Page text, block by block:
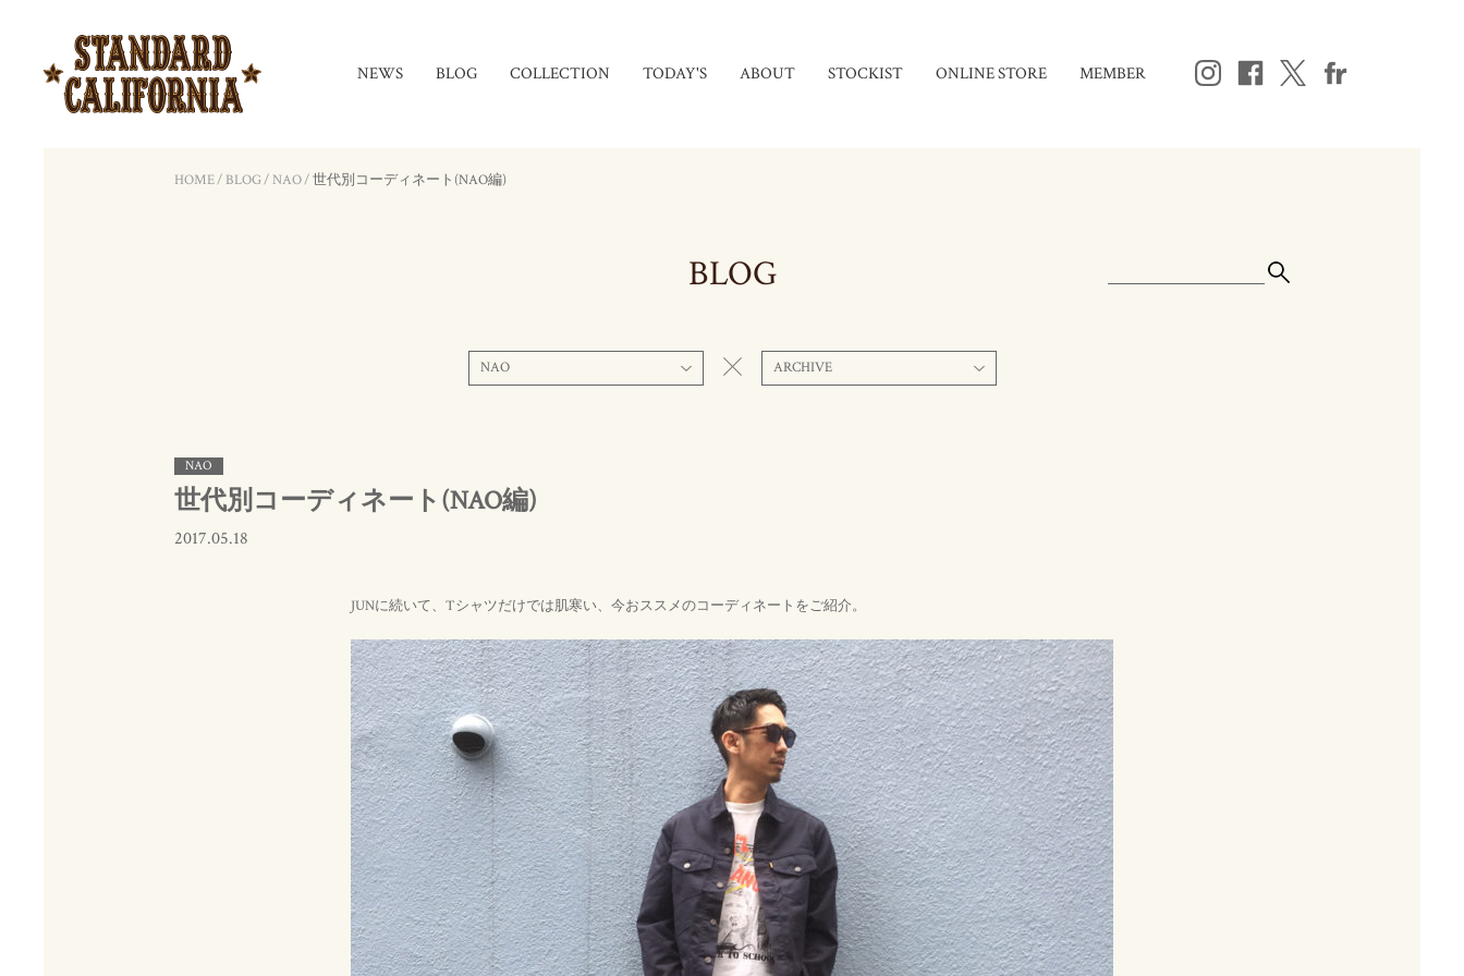
NEWS BLOG COLLECTION TODAY'S ABOUT STOCKIST ONLINE STORE MEMBER
HOME/ BLOG/NAO/世代別コーディネート(NAO編)
BLOG
NAO ARCHIVE
NAO
世代別コーディネート(NAO編)
2017.05.18
JUNに続いて、Tシャツだけでは肌寒い、今おススメのコーディネートをご紹介。